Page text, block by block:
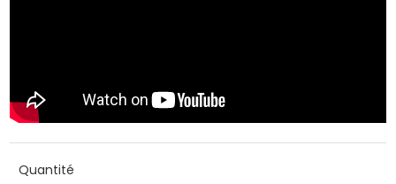
Quantité